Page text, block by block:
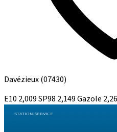
Davézieux(07430)
E10 2,009SP98 2,149Gazole